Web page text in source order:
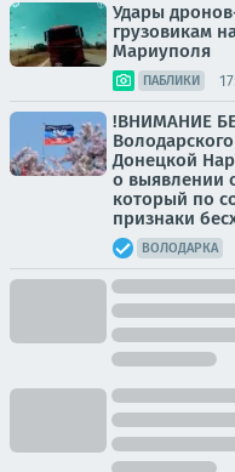
Удары
грузовикам
Мариуполя
ПАБЛИКИ
!ВНИМАНИЕ
Донецкой
о выявлении
который по
признаки
ВОЛОДАРКА